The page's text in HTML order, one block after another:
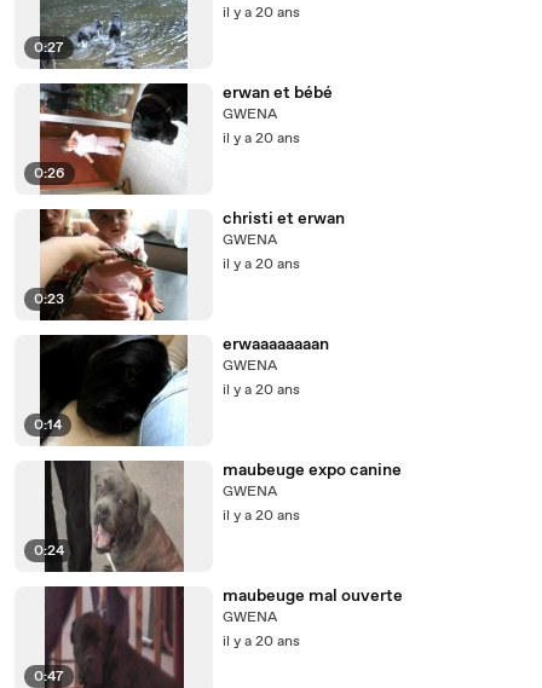
0:27
il y a 20 ans
0:26
erwan et bébé
GWENA
il y a 20 ans
0:23
christi et erwan
GWENA
il y a 20 ans
0:14
erwaaaaaaaan
GWENA
il y a 20 ans
0:24
maubeuge expo canine
GWENA
il y a 20 ans
0:47
maubeuge mal ouverte
GWENA
il y a 20 ans